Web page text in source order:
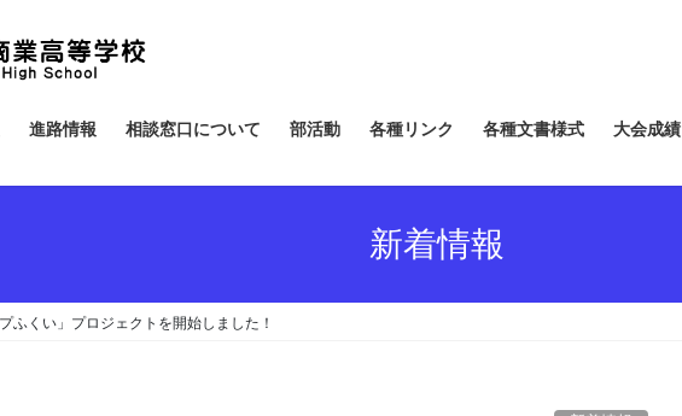
進路情報 相談窓口について 部活動 各種リンク 各種文書様式 大会成績
新着情報
プふくい」プロジェクトを開始しました！